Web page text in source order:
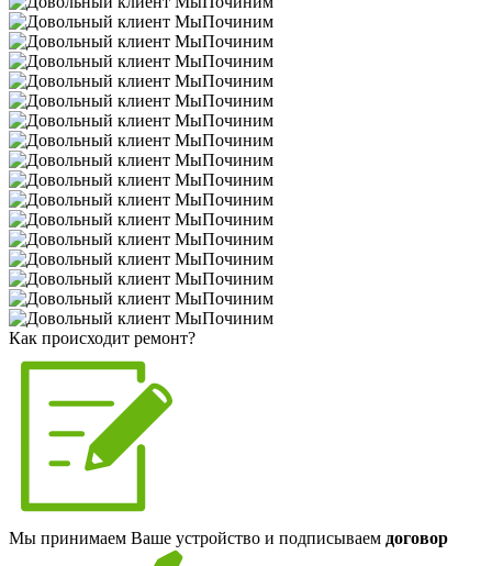
Как происходит ремонт?
Мы принимаем Ваше устройство и подписываем договор